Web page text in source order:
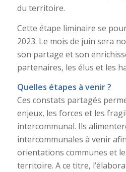
du territoire.
Cette étape liminaire se
2023. Le mois de juin sera
son partage et son
partenaires, les élus et les
Quelles étapes à venir ?
Ces constats partagés
enjeux, les forces et les
intercommunal. Ils
intercommunales à venir
orientations communes et
territoire. A ce titre,